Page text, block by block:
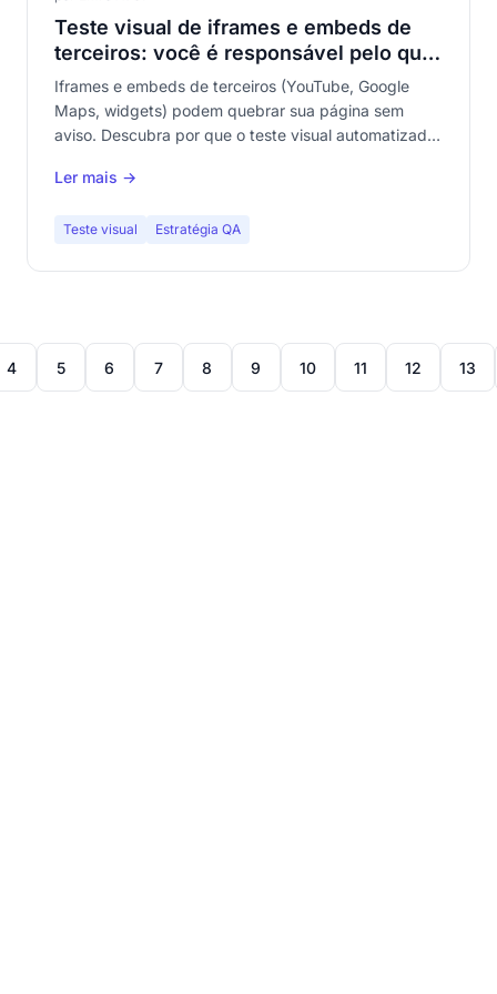
Teste visual de iframes e embeds de
terceiros: você é responsável pelo que
não controla
Iframes e embeds de terceiros (YouTube, Google
Maps, widgets) podem quebrar sua página sem
aviso. Descubra por que o teste visual automatizado
terceiros integrado ao seu site.
Ler mais →
Teste visual Estratégia QA
4 5 6 7 8 9 10 11 12 13